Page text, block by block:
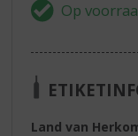
Land van